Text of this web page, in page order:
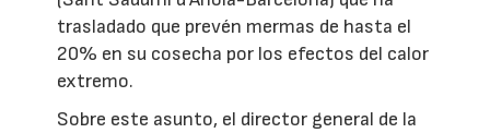
trasladado que prevén mermas de hasta el
20% en su cosecha por los efectos del calor
extremo.
Sobre este asunto, el director general de la